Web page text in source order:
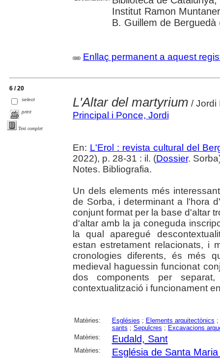
Institut Ramon
B. Guillem de Berguedà
Enllaç permanent a aquest
6 / 20
select
print
Text complet
L'Altar del martyrium / Jordi
Principal i Ponce, Jordi
En: L'Erol : revista cultural del
2022), p. 28-31 : il. (Dossier.
Notes. Bibliografia.
Un dels elements més
de Sorba, i determinant a l'hora
conjunt format per la base d'altar
d'altar amb la ja coneguda
la qual aparegué
estan estretament relacionats, i
cronologies diferents, és més
medieval haguessin funcionat
dos components per
contextualització i funcionament
Matèries: Esglésies ; Elements arquitectònics ;
sants ; Sepulcres ; Excavacions
Matèries:
Eudald, Sant
Matèries: Església de Santa